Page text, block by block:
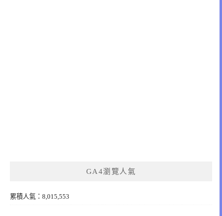
GA4瀏覽人氣
累積人氣：8,015,553